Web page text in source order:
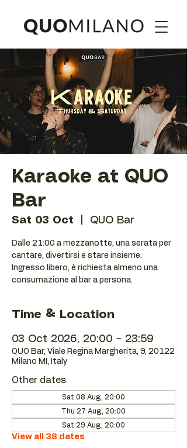
Karaoke at QUO
Bar
Sat 03 Oct QUO Bar
Dalle 21:00 a mezzanotte, una serata per
cantare, divertirsi e stare insieme.
Ingresso libero, è richiesta almeno una
consumazione al bar a persona.
Time & Location
03 Oct 2026, 20:00 – 23:59
QUO Bar, Viale Regina Margherita, 9, 20122
Milano MI, Italy
Other dates
Sat 08 Aug, 20:00
Thu 27 Aug, 20:00
Sat 29 Aug, 20:00
View all 38 dates